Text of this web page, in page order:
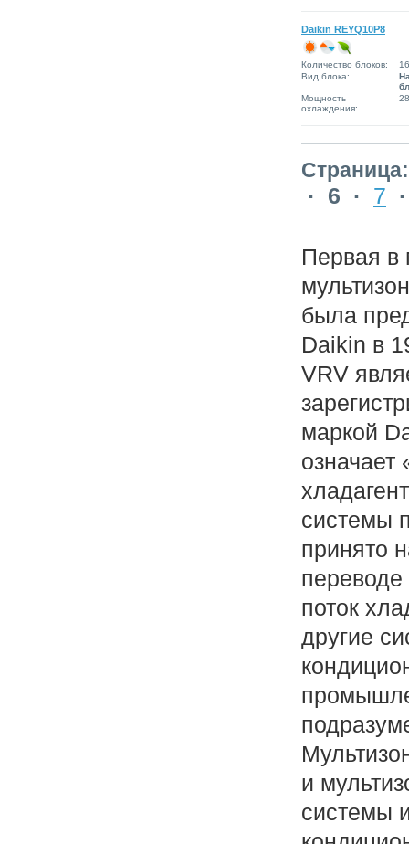
Daikin REYQ10P8
Количество блоков:
16
Вид блока:
Мощность
охлаждения:
Страница:
· 6 · 7
Первая в
была
Daikin в
VRV
маркой
системы
принято
поток
другие
и
системы